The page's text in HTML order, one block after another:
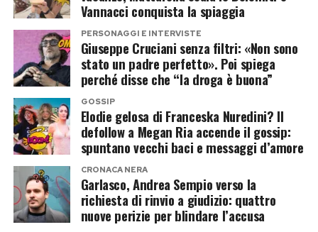
Le accuse a Musk e Rowling e il
clima sempre più acceso
La polemica, infatti, si inserisce in uno scontro
culturale che dura ormai da tempo. J.K. Rowling
è stata più volte contestata per le sue prese di
posizione sul tema dell’identità di genere,
mentre Elon Musk ha trasformato X in una
piattaforma che ospita spesso battaglie
politiche e culturali molto polarizzanti.
Vannacci conquista la spiaggia
PERSONAGGI E INTERVISTE
Giuseppe Cruciani senza filtri: «Non sono
stato un padre perfetto». Poi spiega
perché disse che “la droga è buona”
GOSSIP
Elodie gelosa di Franceska Nuredini? Il
defollow a Megan Ria accende il gossip:
spuntano vecchi baci e messaggi d’amore
CRONACA NERA
Garlasco, Andrea Sempio verso la
richiesta di rinvio a giudizio: quattro
nuove perizie per blindare l’accusa